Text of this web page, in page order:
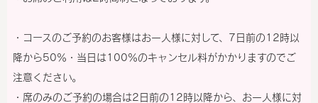
・コースのご予約のお客様はお一人様に対して、7日前の12時以
降から50％・当日は100％のキャンセル料がかかりますのでご
注意ください。
・席のみのご予約の場合は2日前の12時以降から、お一人様に対